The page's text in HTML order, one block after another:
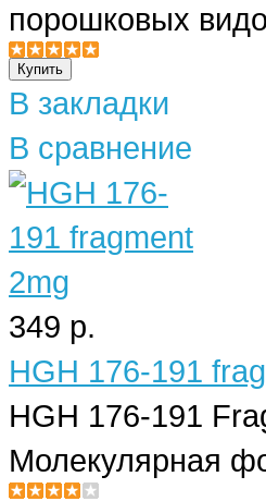
порошковых
В закладки
В сравнение
349 р.
HGH 176-191
HGH 176-191
Молекулярная